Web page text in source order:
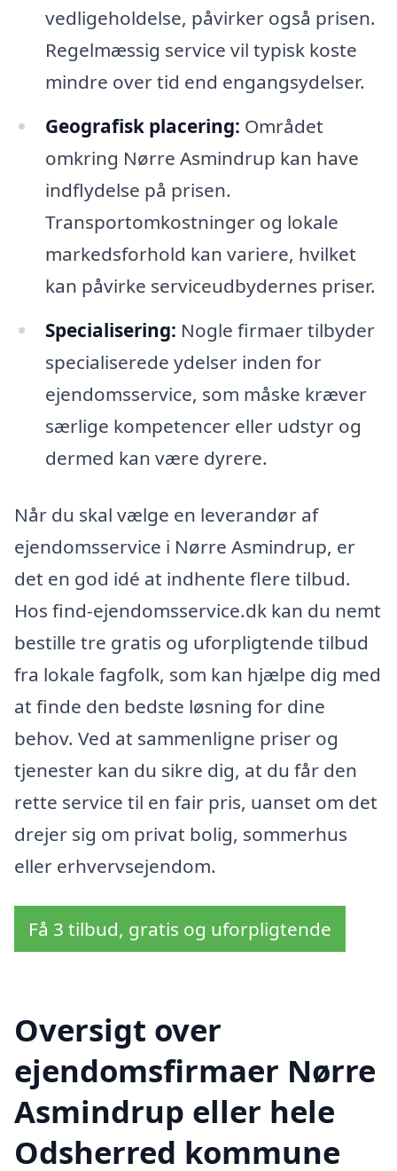
vedligeholdelse, påvirker også prisen.
Regelmæssig service vil typisk koste
mindre over tid end engangsydelser.
Geografisk placering: Området
omkring Nørre Asmindrup kan have
indflydelse på prisen.
Transportomkostninger og lokale
markedsforhold kan variere, hvilket
kan påvirke serviceudbydernes priser.
Specialisering: Nogle firmaer tilbyder
specialiserede ydelser inden for
ejendomsservice, som måske kræver
særlige kompetencer eller udstyr og
dermed kan være dyrere.
Når du skal vælge en leverandør af
ejendomsservice i Nørre Asmindrup, er
det en god idé at indhente flere tilbud.
Hos find-ejendomsservice.dk kan du nemt
bestille tre gratis og uforpligtende tilbud
fra lokale fagfolk, som kan hjælpe dig med
at finde den bedste løsning for dine
behov. Ved at sammenligne priser og
tjenester kan du sikre dig, at du får den
rette service til en fair pris, uanset om det
drejer sig om privat bolig, sommerhus
eller erhvervsejendom.
Få 3 tilbud, gratis og uforpligtende
Oversigt over
ejendomsfirmaer Nørre
Asmindrup eller hele
Odsherred kommune